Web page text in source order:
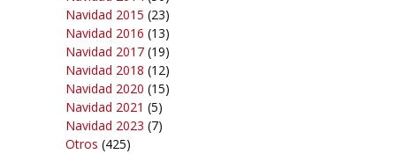
Navidad 2015 (23)
Navidad 2016 (13)
Navidad 2017 (19)
Navidad 2018 (12)
Navidad 2020 (15)
Navidad 2021 (5)
Navidad 2023 (7)
Otros (425)